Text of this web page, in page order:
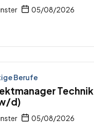
05/08/2026
Berufe
Technik
d)
05/08/2026